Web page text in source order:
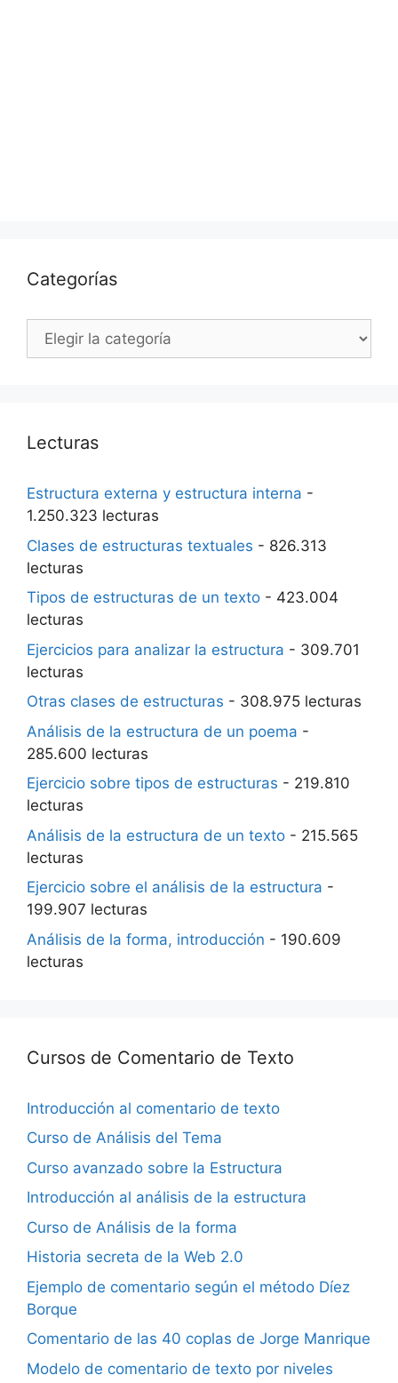
Categorías
Categorías
Lecturas
Estructura externa y estructura interna -
1.250.323 lecturas
Clases de estructuras textuales - 826.313
lecturas
Tipos de estructuras de un texto - 423.004
lecturas
Ejercicios para analizar la estructura - 309.701
lecturas
Otras clases de estructuras - 308.975 lecturas
Análisis de la estructura de un poema -
285.600 lecturas
Ejercicio sobre tipos de estructuras - 219.810
lecturas
Análisis de la estructura de un texto - 215.565
lecturas
Ejercicio sobre el análisis de la estructura -
199.907 lecturas
Análisis de la forma, introducción - 190.609
lecturas
Cursos de Comentario de Texto
Introducción al comentario de texto
Curso de Análisis del Tema
Curso avanzado sobre la Estructura
Introducción al análisis de la estructura
Curso de Análisis de la forma
Historia secreta de la Web 2.0
Ejemplo de comentario según el método Díez
Borque
Comentario de las 40 coplas de Jorge Manrique
Modelo de comentario de texto por niveles